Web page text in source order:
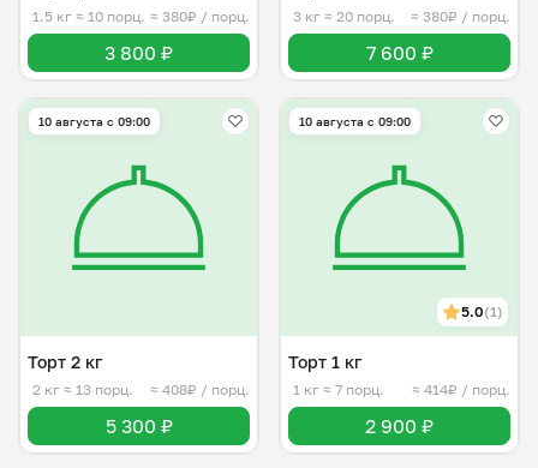
1.5 кг ≈ 10 порц. ≈ 380₽ / порц.
3 800 ₽
3 кг ≈ 20 порц. ≈ 380₽ / порц.
7 600 ₽
10 августа с 09:00
Торт 2 кг
2 кг ≈ 13 порц. ≈ 408₽ / порц.
5 300 ₽
10 августа с 09:00
5.0(1)
Торт 1 кг
1 кг ≈ 7 порц. ≈ 414₽ / порц.
2 900 ₽